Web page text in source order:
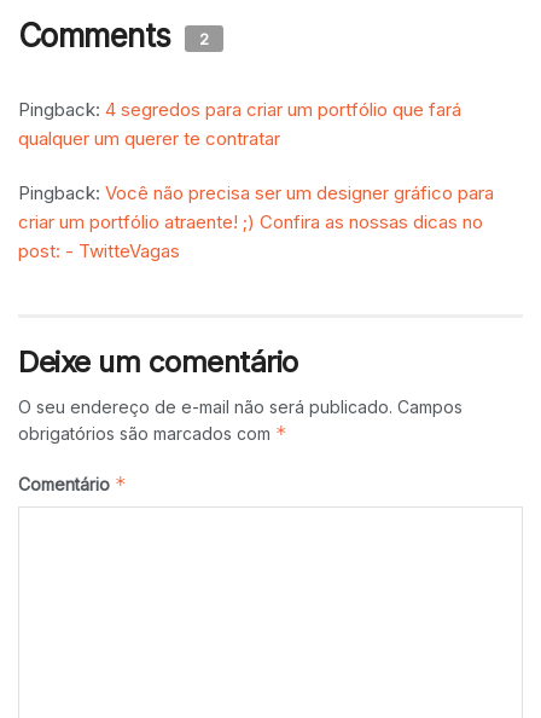
Comments 2
Pingback: 4 segredos para criar um portfólio que fará
qualquer um querer te contratar
Pingback: Você não precisa ser um designer gráfico para
criar um portfólio atraente! ;) Confira as nossas dicas no
post: - TwitteVagas
Deixe um comentário
O seu endereço de e-mail não será publicado. Campos
obrigatórios são marcados com *
Comentário *